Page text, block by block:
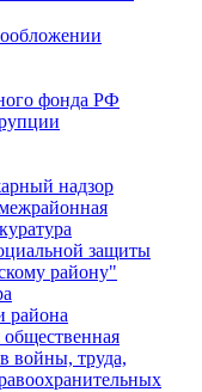
фонда РФ
надзор
защиты
району"
района
войны, труда,